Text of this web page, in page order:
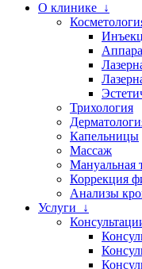
О клинике ↓
Трихология
Капельницы
Массаж
Мануальная
Коррекция
Анализы
Услуги ↓